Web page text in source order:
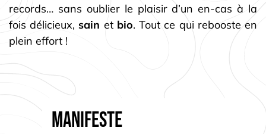
records… sans oublier le plaisir d’un en-cas à la
fois délicieux, sain et bio. Tout ce qui rebooste en
plein effort !
Manifeste